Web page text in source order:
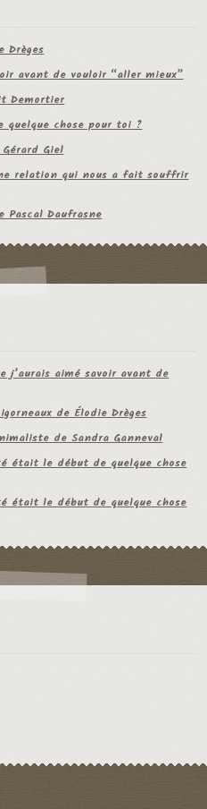
Drèges
avant de vouloir “aller mieux”
Demortier
chose pour toi ?
Giel
relation qui nous a fait souffrir
Pascal Daufrasne
j’aurais aimé savoir avant de
de Élodie Drèges
de Sandra Ganneval
était le début de quelque chose
était le début de quelque chose